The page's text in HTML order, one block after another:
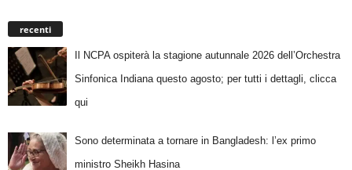
recenti
Il NCPA ospiterà la stagione autunnale 2026 dell’Orchestra
Sinfonica Indiana questo agosto; per tutti i dettagli, clicca
qui
Sono determinata a tornare in Bangladesh: l’ex primo
ministro Sheikh Hasina